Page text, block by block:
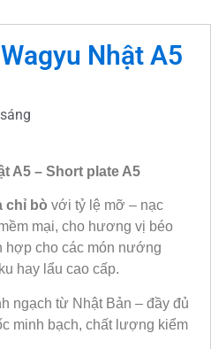
Nhật A5
A5 – Short plate A5
chỉ bò với tỷ lệ mỡ – nạc
mại, cho hương vị béo
hợp cho các món nướng
hay lẩu cao cấp.
ngạch từ Nhật Bản – đầy đủ
minh bạch, chất lượng kiểm